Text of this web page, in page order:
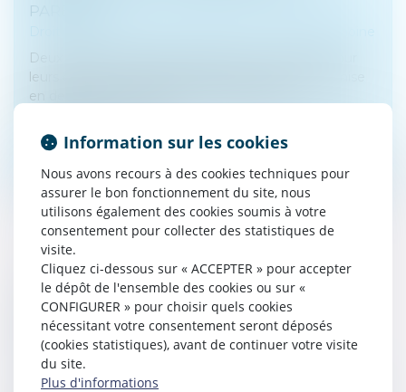
PARENTS
Deux parents pratiquent l’instruction en famille pour
leurs enfants. Le 10 mars 2023, ils reçoivent une mise
en demeure d’inscrire leurs enfants dans un
Lire la suite
LE PARENT AYANT ASSUMÉ SEUL LES
CHARGES PEUT OBTENIR UNE
CONTRIBUTION RÉTROACTIVE SANS
DÉTAILLER CHAQUE DÉPENSE !
Droit de la famille, des personnes et de leur patrimoine
Information sur les cookies
Nous avons recours à des cookies techniques pour
assurer le bon fonctionnement du site, nous
utilisons également des cookies soumis à votre
consentement pour collecter des statistiques de
visite.
Cliquez ci-dessous sur « ACCEPTER » pour accepter
le dépôt de l'ensemble des cookies ou sur «
CONFIGURER » pour choisir quels cookies
nécessitant votre consentement seront déposés
(cookies statistiques), avant de continuer votre visite
du site.
Plus d'informations